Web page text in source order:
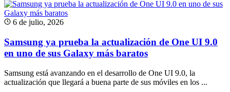
6 de julio, 2026
Samsung ya prueba la actualización de One UI 9.0
en uno de sus Galaxy más baratos
Samsung está avanzando en el desarrollo de One UI 9.0, la
actualización que llegará a buena parte de sus móviles en los ...